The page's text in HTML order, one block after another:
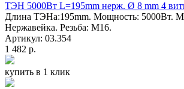
ТЭН 5000Вт L=195mm нерж. Ø 8 mm 4
Длина ТЭНа:195mm. Мощность: 5000Вт.
Нержавейка. Резьба: M16.
Артикул: 03.354
1 482 р.
купить в 1 клик